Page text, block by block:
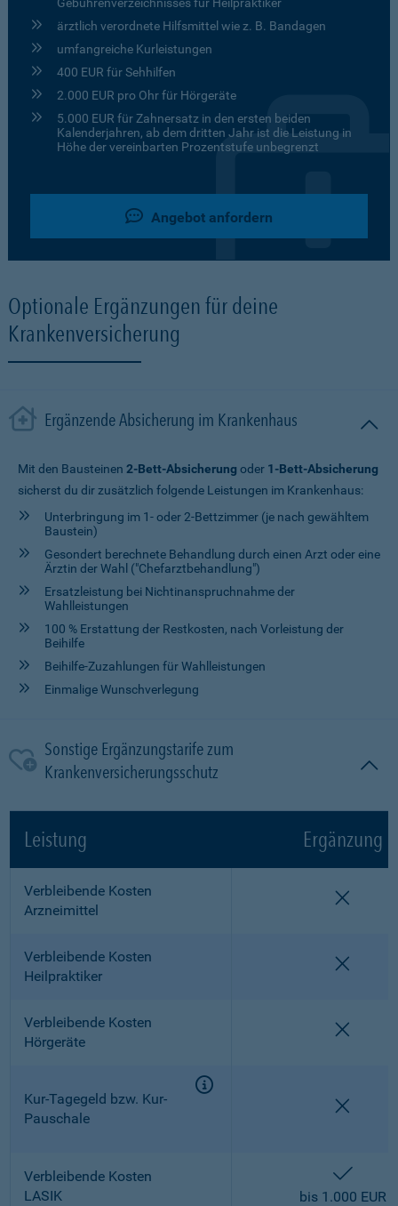
ärztlich verordnete Hilfsmittel wie z. B. Bandagen
umfangreiche Kurleistungen
400 EUR für Sehhilfen
2.000 EUR pro Ohr für Hörgeräte
5.000 EUR für Zahnersatz in den ersten beiden
Kalenderjahren, ab dem dritten Jahr ist die Leistung in
Höhe der vereinbarten Prozentstufe unbegrenzt
Angebot anfordern
Optionale Ergänzungen für deine
Krankenversicherung
Ergänzende Absicherung im Krankenhaus
Mit den Bausteinen 2-Bett-Absicherung oder 1-Bett-Absicherung
sicherst du dir zusätzlich folgende Leistungen im Krankenhaus:
Unterbringung im 1- oder 2-Bettzimmer (je nach gewähltem
Baustein)
Gesondert berechnete Behandlung durch einen Arzt oder eine
Ärztin der Wahl ("Chefarztbehandlung")
Ersatzleistung bei Nichtinanspruchnahme der
Wahlleistungen
100 % Erstattung der Restkosten, nach Vorleistung der
Beihilfe
Beihilfe-Zuzahlungen für Wahlleistungen
Einmalige Wunschverlegung
Sonstige Ergänzungstarife zum
Krankenversicherungsschutz
Leistung Ergänzung
Verbleibende Kosten
Arzneimittel
Verbleibende Kosten
Heilpraktiker
Verbleibende Kosten
Hörgeräte
Kur-Tagegeld bzw. Kur-
Pauschale
Verbleibende Kosten
LASIK
bis 1.000 EUR